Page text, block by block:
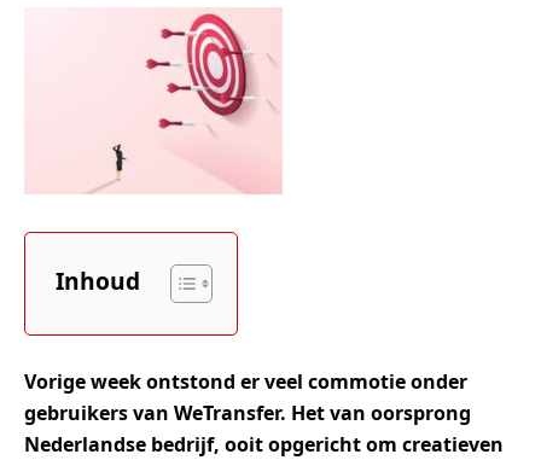
Inhoud
Vorige week ontstond er veel commotie onder
gebruikers van WeTransfer. Het van oorsprong
Nederlandse bedrijf, ooit opgericht om creatieven